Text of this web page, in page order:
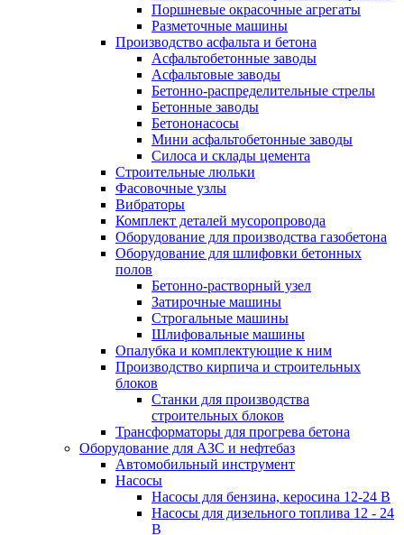
Поршневые окрасочные агрегаты
Разметочные машины
Производство асфальта и бетона
Асфальтобетонные заводы
Асфальтовые заводы
Бетонно-распределительные стрелы
Бетонные заводы
Бетононасосы
Мини асфальтобетонные заводы
Силоса и склады цемента
Строительные люльки
Фасовочные узлы
Вибраторы
Комплект деталей мусоропровода
Оборудование для производства газобетона
Оборудование для шлифовки бетонных
полов
Бетонно-растворный узел
Затирочные машины
Строгальные машины
Шлифовальные машины
Опалубка и комплектующие к ним
Производство кирпича и строительных
блоков
Cтанки для производства
строительных блоков
Трансформаторы для прогрева бетона
Оборудование для АЗС и нефтебаз
Автомобильный инструмент
Насосы
Насосы для бензина, керосина 12-24 В
Насосы для дизельного топлива 12 - 24
В